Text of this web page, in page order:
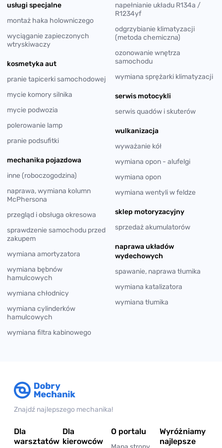
usługi specjalne
montaż haka holowniczego
wyciąganie zapieczonych
wtryskiwaczy
kosmetyka aut
pranie tapicerki samochodowej
mycie komory silnika
mycie podwozia
polerowanie lamp
pranie podsufitki
mechanika pojazdowa
inne (roboczogodzina)
naprawa, wymiana kolumn
McPhersona
przegląd i obsługa okresowa
sprawdzenie samochodu przed
zakupem
wymiana amortyzatora
wymiana bębnów
hamulcowych
wymiana chłodnicy
wymiana cylinderków
hamulcowych
wymiana filtra kabinowego
napełnianie układu R134a /
R1234yf
odgrzybianie klimatyzacji
(metoda chemiczna)
ozonowanie wnętrza
samochodu
wymiana sprężarki klimatyzacji
serwis motocykli
serwis quadów i skuterów
wulkanizacja
wyważanie kół
wymiana opon - alufelgi
wymiana opon
wymiana wentyli w feldze
sklep motoryzacyjny
sprzedaż akumulatorów
naprawa układów
wydechowych
spawanie, naprawa tłumika
wymiana katalizatora
wymiana tłumika
Znajdź najlepszego mechanika!
Dla
warsztatów
Dla
kierowców
O portalu
Wyróżniamy
najlepsze